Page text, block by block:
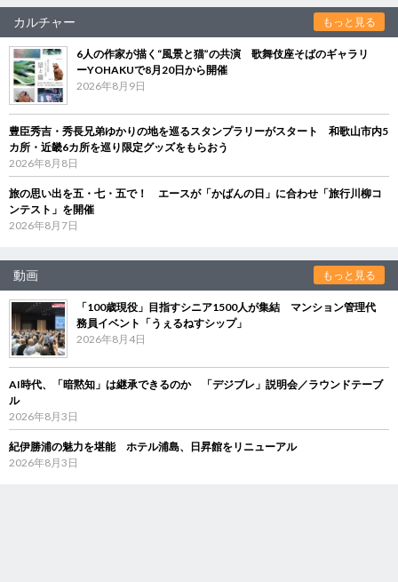
カルチャー もっと見る
6人の作家が描く“風景と猫”の共演 歌舞伎座そばのギャラリ
ーYOHAKUで8月20日から開催
2026年8月9日
豊臣秀吉・秀長兄弟ゆかりの地を巡るスタンプラリーがスタート 和歌山市内5
カ所・近畿6カ所を巡り限定グッズをもらおう
2026年8月8日
旅の思い出を五・七・五で！ エースが「かばんの日」に合わせ「旅行川柳コ
ンテスト」を開催
2026年8月7日
動画 もっと見る
「100歳現役」目指すシニア1500人が集結 マンション管理代
務員イベント「うぇるねすシップ」
2026年8月4日
AI時代、「暗黙知」は継承できるのか 「デジブレ」説明会／ラウンドテーブ
ル
2026年8月3日
紀伊勝浦の魅力を堪能 ホテル浦島、日昇館をリニューアル
2026年8月3日